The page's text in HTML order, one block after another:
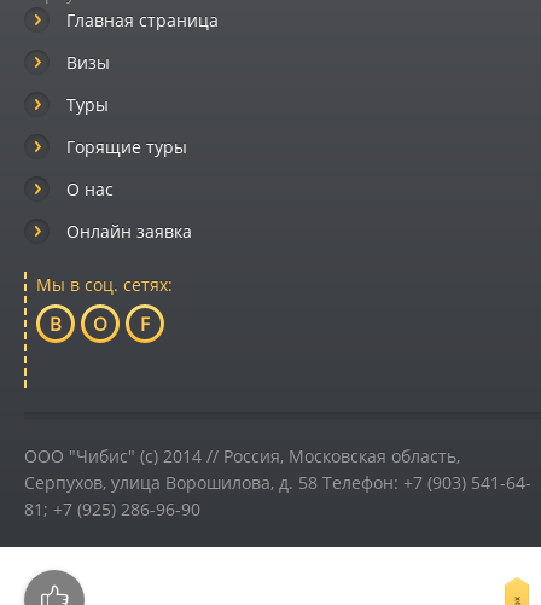
Главная страница
Визы
Туры
Горящие туры
О нас
Онлайн заявка
Мы в соц. сетях:
B O F
ООО "Чибис" (c) 2014 // Россия, Московская область,
Серпухов, улица Ворошилова, д. 58 Телефон: +7 (903) 541-64-
81; +7 (925) 286-96-90